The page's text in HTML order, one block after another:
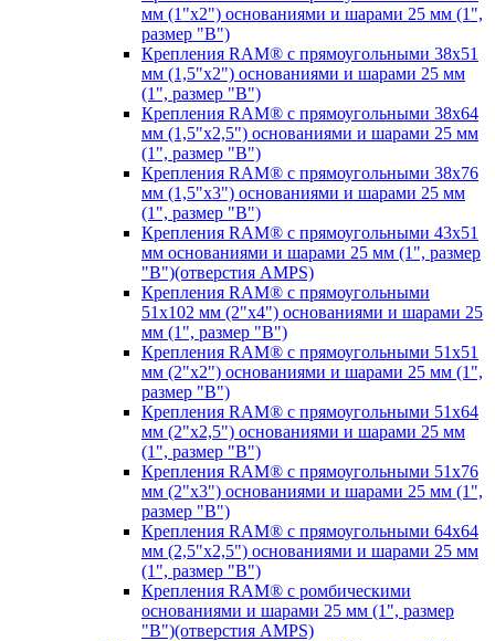
мм (1"х2") основаниями и шарами 25 мм (1",
размер "B")
Крепления RAM® с прямоугольными 38х51
мм (1,5"х2") основаниями и шарами 25 мм
(1", размер "B")
Крепления RAM® с прямоугольными 38х64
мм (1,5"х2,5") основаниями и шарами 25 мм
(1", размер "B")
Крепления RAM® с прямоугольными 38х76
мм (1,5"х3") основаниями и шарами 25 мм
(1", размер "B")
Крепления RAM® с прямоугольными 43x51
мм основаниями и шарами 25 мм (1", размер
"B")(отверстия AMPS)
Крепления RAM® с прямоугольными
51х102 мм (2"х4") основаниями и шарами 25
мм (1", размер "B")
Крепления RAM® с прямоугольными 51х51
мм (2"х2") основаниями и шарами 25 мм (1",
размер "B")
Крепления RAM® с прямоугольными 51х64
мм (2"х2,5") основаниями и шарами 25 мм
(1", размер "B")
Крепления RAM® с прямоугольными 51х76
мм (2"х3") основаниями и шарами 25 мм (1",
размер "B")
Крепления RAM® с прямоугольными 64х64
мм (2,5"х2,5") основаниями и шарами 25 мм
(1", размер "B")
Крепления RAM® с ромбическими
основаниями и шарами 25 мм (1", размер
"B")(отверстия AMPS)